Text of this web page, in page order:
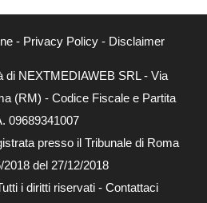
- Privacy Policy- Disclaimer
di NEXTMEDIAWEB SRL - Via
(RM) - Codice Fiscale e Partita
09689341007
presso il Tribunale di Roma
2018 del 27/12/2018
i diritti riservati - Contattaci